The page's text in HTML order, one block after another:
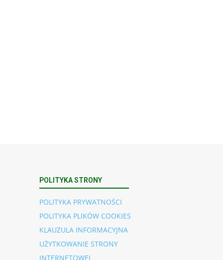
POLITYKA STRONY
POLITYKA PRYWATNOŚCI
POLITYKA PLIKÓW COOKIES
KLAUZULA INFORMACYJNA
UŻYTKOWANIE STRONY
INTERNETOWEJ